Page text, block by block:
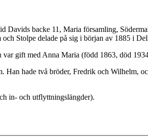
backe 11, Maria församling,
Stolpe delade på sig i början av 1885 i
gift med Anna Maria (född 1863, död
hade två bröder, Fredrik och Wilhelm,
in- och utflyttningslängder).